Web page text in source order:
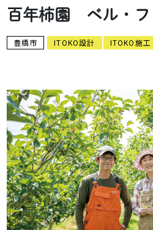
百年柿園 ベル・フ
豊橋市 ITOKO設計 ITOKO施工